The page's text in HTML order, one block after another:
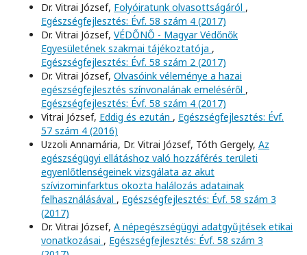
Dr. Vitrai József, Folyóiratunk olvasottságáról ,
Egészségfejlesztés: Évf. 58 szám 4 (2017)
Dr. Vitrai József, VÉDŐNŐ - Magyar Védőnők
Egyesületének szakmai tájékoztatója ,
Egészségfejlesztés: Évf. 58 szám 2 (2017)
Dr. Vitrai József, Olvasóink véleménye a hazai
egészségfejlesztés színvonalának emeléséről ,
Egészségfejlesztés: Évf. 58 szám 4 (2017)
Vitrai József, Eddig és ezután , Egészségfejlesztés: Évf.
57 szám 4 (2016)
Uzzoli Annamária, Dr. Vitrai József, Tóth Gergely, Az
egészségügyi ellátáshoz való hozzáférés területi
egyenlőtlenségeinek vizsgálata az akut
szívizominfarktus okozta halálozás adatainak
felhasználásával , Egészségfejlesztés: Évf. 58 szám 3
(2017)
Dr. Vitrai József, A népegészségügyi adatgyűjtések etikai
vonatkozásai , Egészségfejlesztés: Évf. 58 szám 3